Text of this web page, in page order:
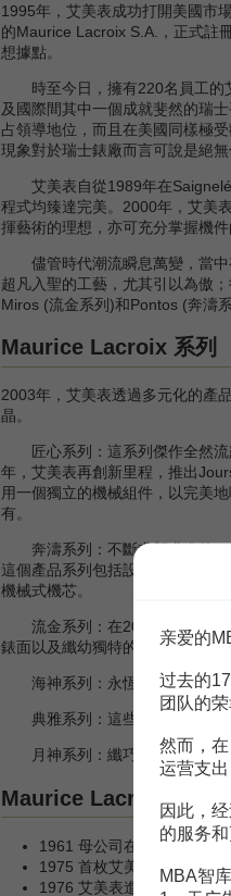
1995年，艾美表成功打開美國市
的Maurice Lacroix S.A.，正式註
想據點。
時至今日，擁有220名員工的艾
及國際間其中一個成就斐然的瑞
占領導地位，而且在美國同樣極
現象對於瑞士錶廠而言可說是絕無
艾美表自從1989年在
程式均臻達完美。2000年，艾美
揮藝術的理想，亦可充分掌握機
儘管時代潮流瞬息萬變，當中
超凡入聖的工藝，尤其引以為傲
Miros (流金系列)和Pontos (奔濤
Maurice Lacroix 系列
2003年，艾美表透過多元化的產
晶。
匠心系列：這系列傑作全然流
年，艾美表再創新里程，推出
用一個獨立的機械組件，以完美
有。
奔濤系列：不斷求新求進的
這個產品系列包括設有日曆顯示
機械式機芯。
流金系列：在2004年，艾美表
錶面以及纖幼獨特的錶鏈，展露其
海神系列：永恆的典雅風範結
典雅系列：這些迷人手錶所具
月神系列：纖巧細緻的Selena
Maurice Lacroix大事記
1961 母公司在Saignelégier
1975 首枚艾美表於奧地利
1976 艾美表進軍西班牙市
亲爱的
过去的
团队的荣
然而，
运营支
因此，
的服务和
MBA智